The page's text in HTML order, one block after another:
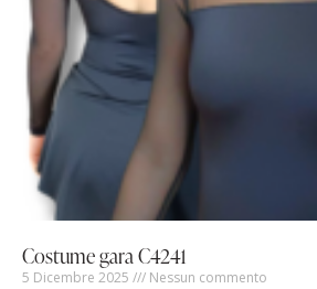
Costume gara C4241
5 Dicembre 2025 Nessun commento